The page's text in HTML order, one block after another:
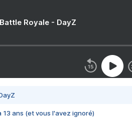
Royale - DayZ
13 ans (et vous l'avez ignoré)